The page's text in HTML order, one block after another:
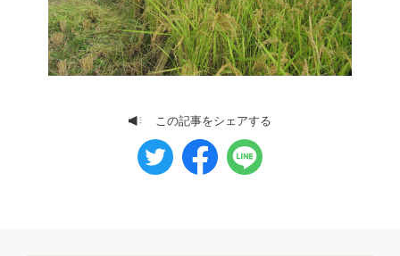
この記事をシェアする